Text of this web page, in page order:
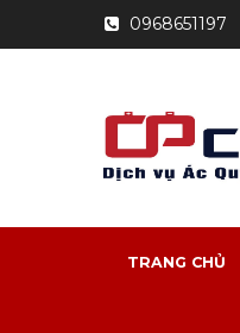
0968651197
TRANG CHỦ